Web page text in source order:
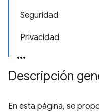
Seguridad
Privacidad
Descripción
En esta página, se